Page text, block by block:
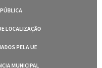
LOCALIZAÇÃO
PELA UE
MUNICIPAL